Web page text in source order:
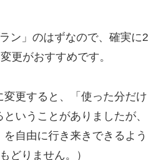
ン」のはずなので、確実に2
更がおすすめです。
更すると、「使った分だけ
いうことがありましたが、
自由に行き来きできるよう
どりません。）